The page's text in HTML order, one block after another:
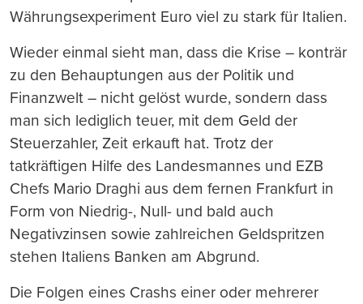
Währungsexperiment Euro viel zu stark für Italien.
Wieder einmal sieht man, dass die Krise – konträr
zu den Behauptungen aus der Politik und
Finanzwelt – nicht gelöst wurde, sondern dass
man sich lediglich teuer, mit dem Geld der
Steuerzahler, Zeit erkauft hat. Trotz der
tatkräftigen Hilfe des Landesmannes und EZB
Chefs Mario Draghi aus dem fernen Frankfurt in
Form von Niedrig-, Null- und bald auch
Negativzinsen sowie zahlreichen Geldspritzen
stehen Italiens Banken am Abgrund.
Die Folgen eines Crashs einer oder mehrerer